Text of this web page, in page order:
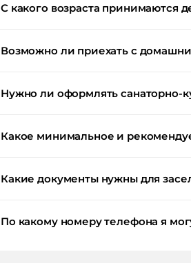
С какого возраста принимаются
Возможно ли приехать с
Нужно ли оформлять санаторно-
Какое минимальное и
Какие документы нужны для
По какому номеру телефона я